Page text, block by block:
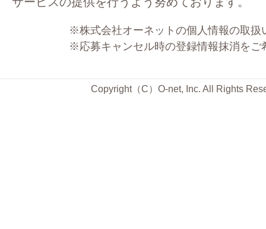
※株式会社オーネットの個人情報の取扱
※応募キャンセル時の登録情報抹消をご
Copyright（C）O-net, Inc. All Rights